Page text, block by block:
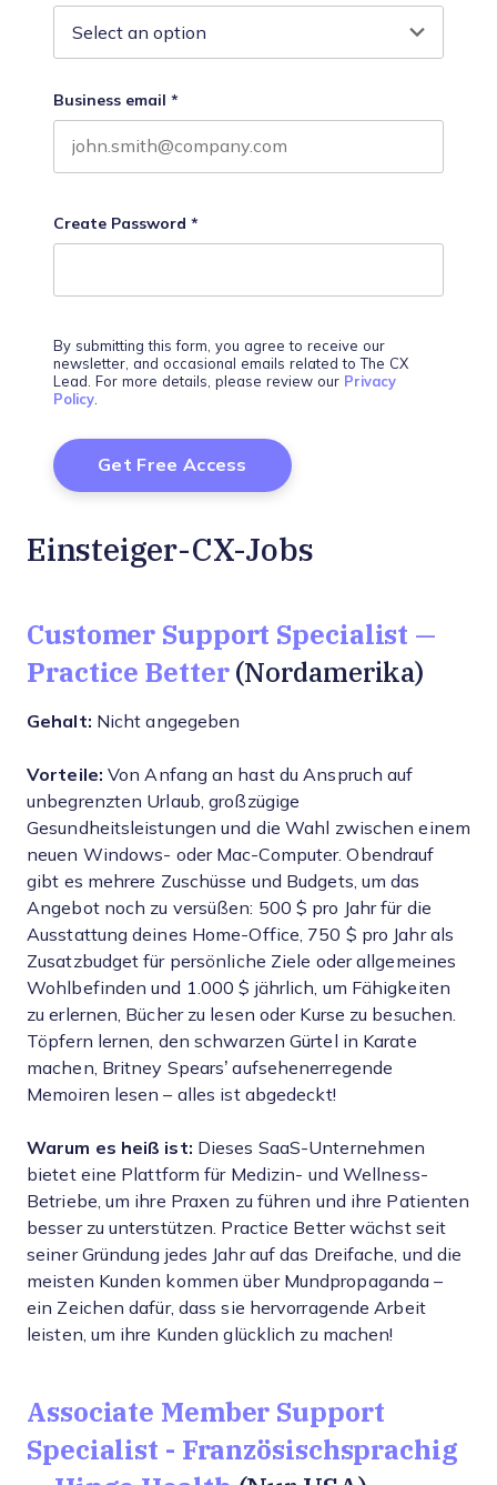
Business email *
Create Password *
By submitting this form, you agree to receive our
newsletter, and occasional emails related to The CX
Lead. For more details, please review our Privacy
Policy.
Einsteiger-CX-Jobs
Customer Support Specialist —
Practice Better(Nordamerika)
Gehalt: Nicht angegeben
Vorteile: Von Anfang an hast du Anspruch auf
unbegrenzten Urlaub, großzügige
Gesundheitsleistungen und die Wahl zwischen einem
neuen Windows- oder Mac-Computer. Obendrauf
gibt es mehrere Zuschüsse und Budgets, um das
Angebot noch zu versüßen: 500 $ pro Jahr für die
Ausstattung deines Home-Office, 750 $ pro Jahr als
Zusatzbudget für persönliche Ziele oder allgemeines
Wohlbefinden und 1.000 $ jährlich, um Fähigkeiten
zu erlernen, Bücher zu lesen oder Kurse zu besuchen.
Töpfern lernen, den schwarzen Gürtel in Karate
machen, Britney Spears’ aufsehenerregende
Memoiren lesen – alles ist abgedeckt!
Warum es heiß ist: Dieses SaaS-Unternehmen
bietet eine Plattform für Medizin- und Wellness-
Betriebe, um ihre Praxen zu führen und ihre Patienten
besser zu unterstützen. Practice Better wächst seit
seiner Gründung jedes Jahr auf das Dreifache, und die
meisten Kunden kommen über Mundpropaganda –
ein Zeichen dafür, dass sie hervorragende Arbeit
leisten, um ihre Kunden glücklich zu machen!
Associate Member Support
Specialist - Französischsprachig